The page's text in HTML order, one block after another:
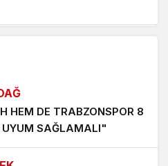
VE LONDRA’YA 1
ALMANYA (25)
HEM DE TRABZONSPOR 8
UYUM SAĞLAMALI"